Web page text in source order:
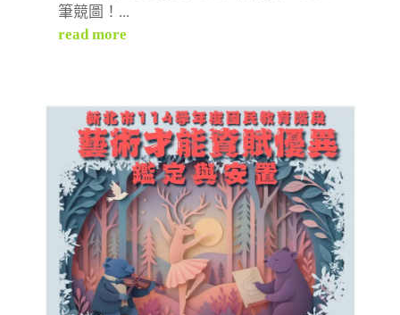
筆競圖！...
read more